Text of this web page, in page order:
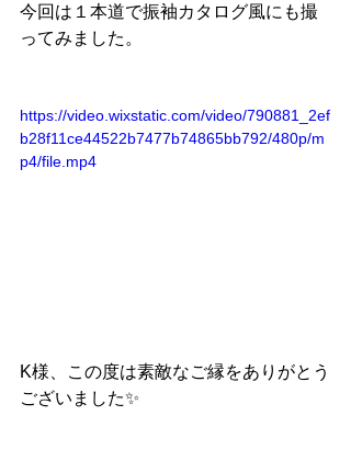
今回は１本道で振袖カタログ風にも撮
ってみました。
https://video.wixstatic.com/video/790881_2ef
b28f11ce44522b7477b74865bb792/480p/m
p4/file.mp4
K様、この度は素敵なご縁をありがとう
ございました✨